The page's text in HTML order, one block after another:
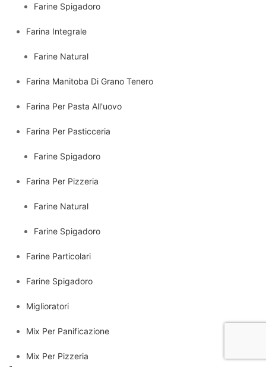
Farine Spigadoro
Farina Integrale
Farine Natural
Farina Manitoba Di Grano Tenero
Farina Per Pasta All'uovo
Farina Per Pasticceria
Farine Spigadoro
Farina Per Pizzeria
Farine Natural
Farine Spigadoro
Farine Particolari
Farine Spigadoro
Miglioratori
Mix Per Panificazione
Mix Per Pizzeria